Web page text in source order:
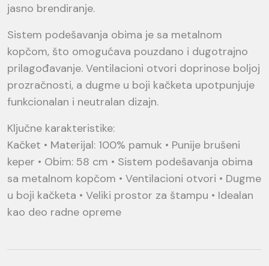
jasno brendiranje.
Sistem podešavanja obima je sa metalnom
kopčom, što omogućava pouzdano i dugotrajno
prilagođavanje. Ventilacioni otvori doprinose boljoj
prozračnosti, a dugme u boji kačketa upotpunjuje
funkcionalan i neutralan dizajn.
Ključne karakteristike:
Kačket • Materijal: 100% pamuk • Punije brušeni
keper • Obim: 58 cm • Sistem podešavanja obima
sa metalnom kopčom • Ventilacioni otvori • Dugme
u boji kačketa • Veliki prostor za štampu • Idealan
kao deo radne opreme